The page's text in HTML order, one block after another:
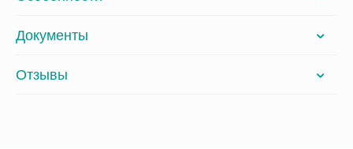
Документы
Отзывы